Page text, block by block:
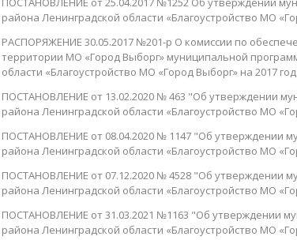
района Ленинградской области «Благоустройство МО
РАСПОРЯЖЕНИЕ 30.05.2017 №201-р О комиссии по
территории МО «Город Выборг» муниципальной
области «Благоустройство МО «Город Выборг» на 2017 год
ПОСТАНОВЛЕНИЕ от 13.02.2020 № 463 "Об утверждении
района Ленинградской области «Благоустройство МО
ПОСТАНОВЛЕНИЕ от 08.04.2020 № 1147 "Об утверждении
района Ленинградской области «Благоустройство МО
ПОСТАНОВЛЕНИЕ от 07.12.2020 № 4528 "Об утверждении
района Ленинградской области «Благоустройство МО
ПОСТАНОВЛЕНИЕ от 31.03.2021 №1163 "Об утверждении
района Ленинградской области «Благоустройство МО